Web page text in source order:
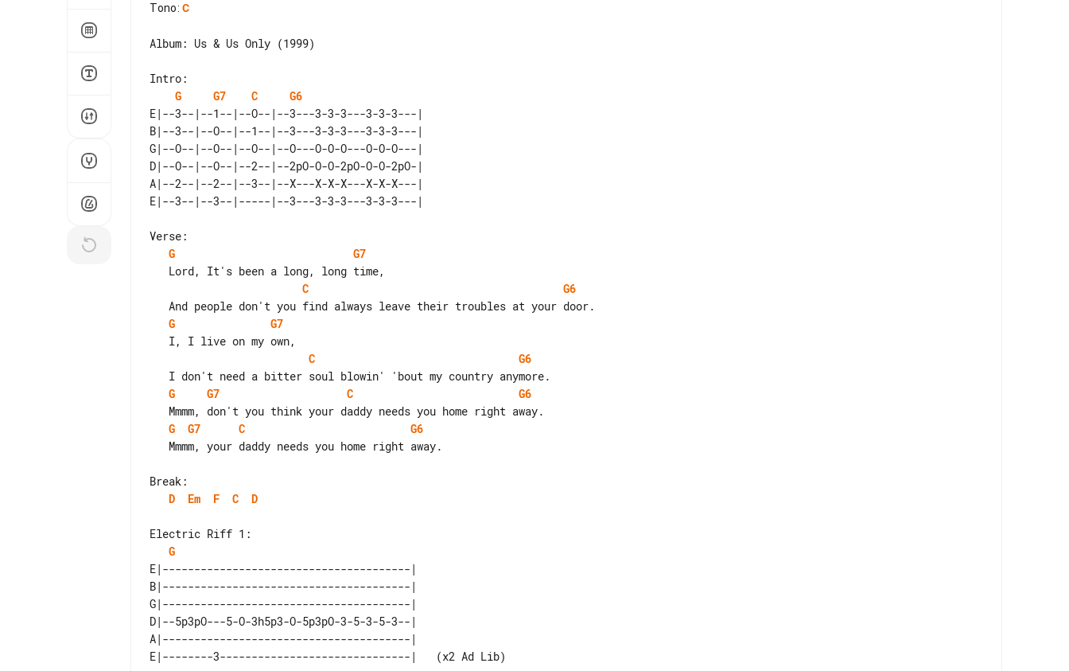
Tono: C
Album: Us & Us Only (1999)
G
G7 C
G6
E|--3--|--1--|--O--|--3---3-3-3---3-3-3---|
B|--3--|--O--|--1--|--3---3-3-3---3-3-3---|
G|--O--|--O--|--O--|--O---O-O-O---O-O-O---|
D|--O--|--O--|--2--|--2pO-O-O-2pO-O-O-2pO-|
A|--2--|--2--|--3--|--X---X-X-X---X-X-X---|
G
G7
C
G6
G
G7
C
G6
G
G7 C
G6
G
G7 C
G6
D
Em F C D
Electric Riff 1:
G
E|---------------------------------------|
B|---------------------------------------|
G|---------------------------------------|
D|--5p3pO---5-O-3h5p3-O-5p3pO-3-5-3-5-3--|
A|---------------------------------------|